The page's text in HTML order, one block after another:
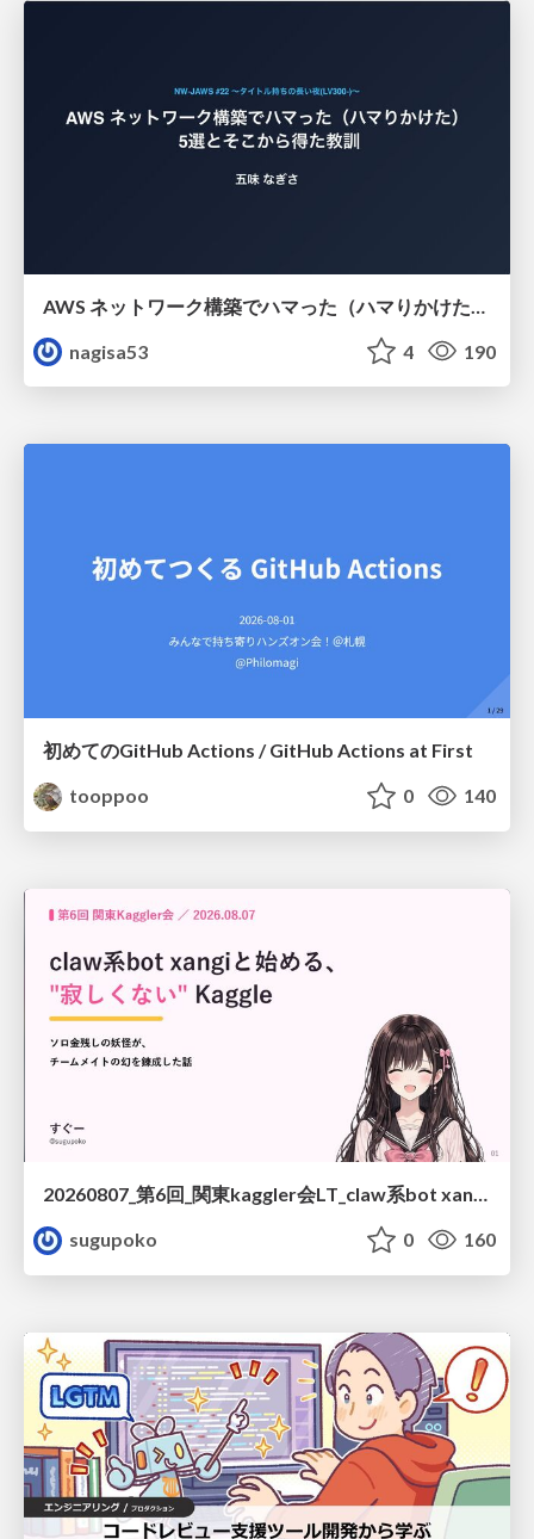
nagisa53
4 190
初めてのGitHub Actions / GitHub Actions at First
tooppoo
0 140
20260807_第6回_関東kaggler会LT_claw系bot xangiと始める、"寂しくない" kaggle
sugupoko
0 160